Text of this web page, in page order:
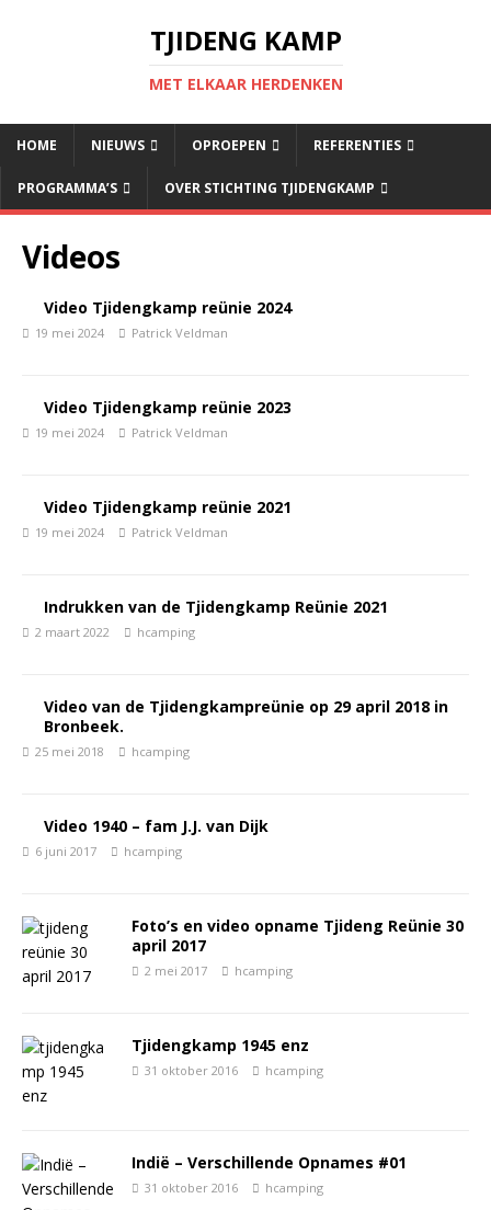
TJIDENG KAMP
MET ELKAAR HERDENKEN
HOME NIEUWS OPROEPEN REFERENTIES
PROGRAMMA’S OVER STICHTING TJIDENGKAMP
Videos
Video Tjidengkamp reünie 2024
19 mei 2024 Patrick Veldman
Video Tjidengkamp reünie 2023
19 mei 2024 Patrick Veldman
Video Tjidengkamp reünie 2021
19 mei 2024 Patrick Veldman
Indrukken van de Tjidengkamp Reünie 2021
2 maart 2022 hcamping
Video van de Tjidengkampreünie op 29 april 2018 in
Bronbeek.
25 mei 2018 hcamping
Video 1940 – fam J.J. van Dijk
6 juni 2017 hcamping
Foto’s en video opname Tjideng Reünie 30
april 2017
2 mei 2017 hcamping
Tjidengkamp 1945 enz
31 oktober 2016 hcamping
Indië – Verschillende Opnames #01
31 oktober 2016 hcamping